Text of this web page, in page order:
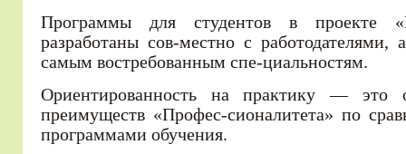
Программы для студентов в проекте
разработаны сов-местно с
самым востребованным спе-циальностям.
Ориентированность на практику — это
преимуществ «Профес-сионалитета» по
программами обучения.